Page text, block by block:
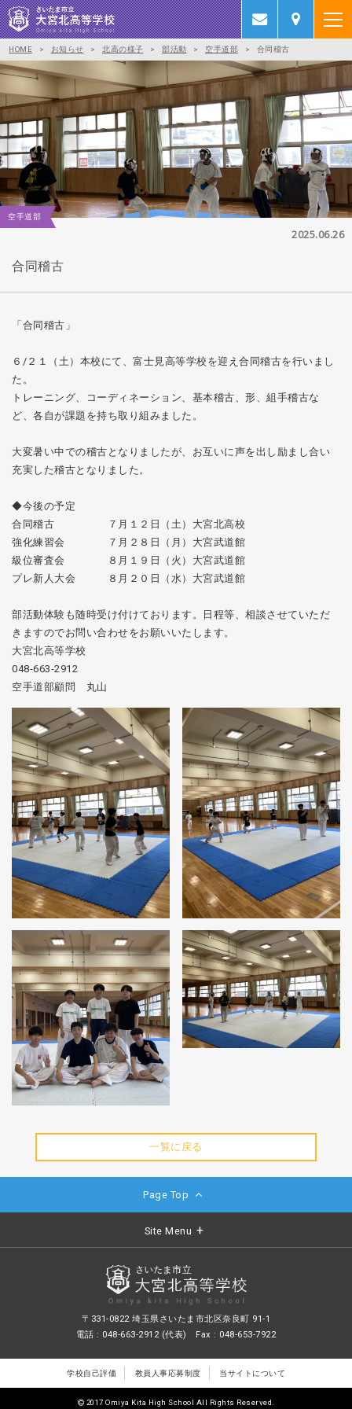
HOME > お知らせ > 北高の様子 > 部活動 > 空手道部 > 合同稽古
空手道部
2025.06.26
合同稽古
「合同稽古」
６/２１（土）本校にて、富士見高等学校を迎え合同稽古を行いまし
た。
トレーニング、コーディネーション、基本稽古、形、組手稽古な
ど、各自が課題を持ち取り組みました。
大変暑い中での稽古となりましたが、お互いに声を出し励まし合い
充実した稽古となりました。
◆今後の予定
合同稽古 ７月１２日（土）大宮北高校
強化練習会 ７月２８日（月）大宮武道館
級位審査会 ８月１９日（火）大宮武道館
プレ新人大会 ８月２０日（水）大宮武道館
部活動体験も随時受け付けております。日程等、相談させていただ
きますのでお問い合わせをお願いいたします。
大宮北高等学校
048-663-2912
空手道部顧問 丸山
一覧に戻る
Page Top
Site Menu
〒331-0822 埼玉県さいたま市北区奈良町 91-1
電話 : 048-663-2912 (代表) Fax : 048-653-7922
学校自己評価 教員人事応募制度 当サイトについて
2017 Omiya Kita High School All Rights Reserved.